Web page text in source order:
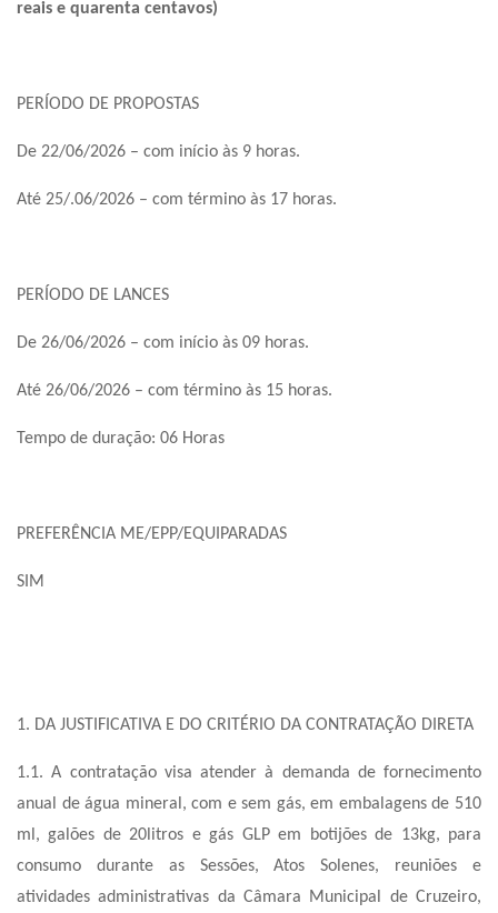
reais e quarenta centavos)
PERÍODO DE PROPOSTAS
De 22/06/2026 – com início às 9 horas.
Até 25/.06/2026 – com término às 17 horas.
PERÍODO DE LANCES
De 26/06/2026 – com início às 09 horas.
Até 26/06/2026 – com término às 15 horas.
Tempo de duração: 06 Horas
PREFERÊNCIA ME/EPP/EQUIPARADAS
SIM
1. DA JUSTIFICATIVA E DO CRITÉRIO DA CONTRATAÇÃO DIRETA
1.1. A contratação visa atender à demanda de fornecimento
anual de água mineral, com e sem gás, em embalagens de 510
ml, galões de 20litros e gás GLP em botijões de 13kg, para
consumo durante as Sessões, Atos Solenes, reuniões e
atividades administrativas da Câmara Municipal de Cruzeiro,